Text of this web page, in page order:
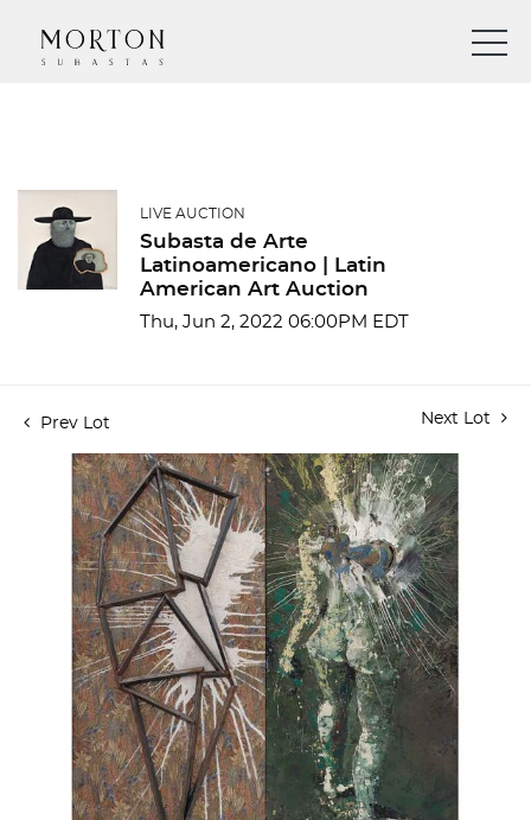
LIVE AUCTION
Subasta de Arte
Latinoamericano | Latin
American Art Auction
Thu, Jun 2, 2022 06:00PM EDT
Prev Lot Next Lot